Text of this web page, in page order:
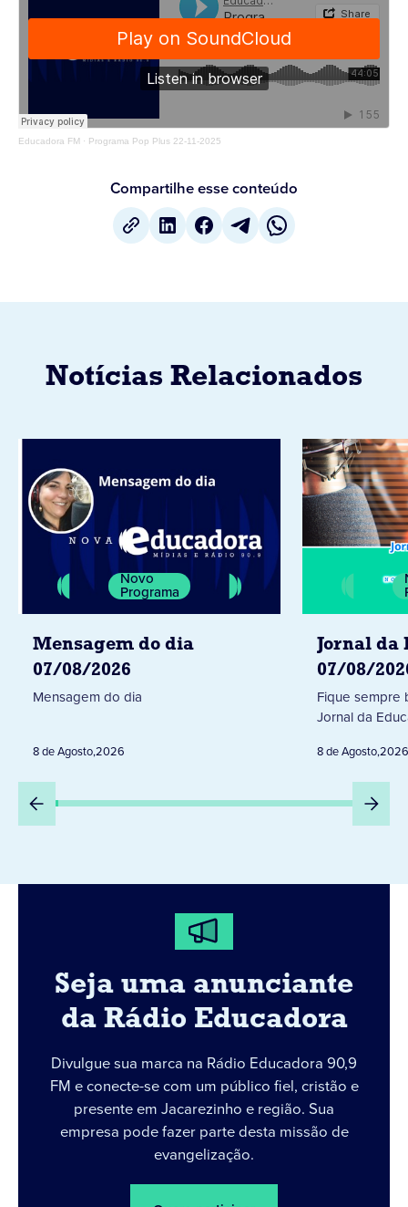
Educadora FM · Programa Pop Plus 22-11-2025
Compartilhe esse conteúdo
Notícias Relacionados
Novo
Programa
Mensagem do dia
07/08/2026
Mensagem do dia
8 de Agosto,2026
Jornal da
07/08/
Fique sempre
Jornal da
8 de Agosto,2026
Seja uma anunciante
da Rádio Educadora
Divulgue sua marca na Rádio Educadora 90,9
FM e conecte-se com um público fiel, cristão e
presente em Jacarezinho e região. Sua
empresa pode fazer parte desta missão de
evangelização.